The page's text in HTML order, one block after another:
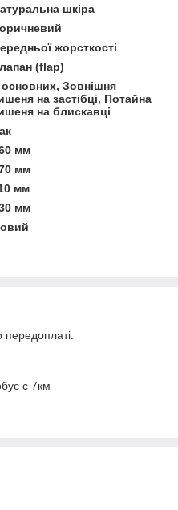
шкіра
жорсткості
(flap)
основних, Зовнішня
на застібці, Потайна
на блискавці
мм
мм
мм
мм
передоплаті.
с 7км